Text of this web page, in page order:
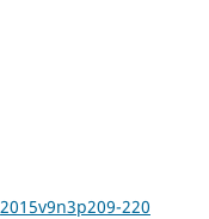
220